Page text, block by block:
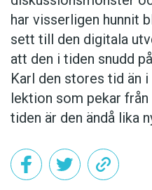
har visser­ligen hunnit
sett till den digitala
att den i tiden snudd
Karl den stores tid än
lektion som pekar
tiden är den ändå lika